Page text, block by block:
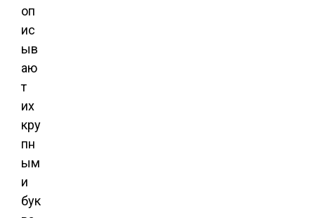
оп
ис
ыв
аю
т
их
кру
пн
ым
и
бук